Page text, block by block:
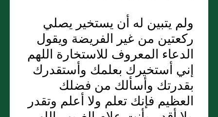
ولم يتبين له أن يستخير يصلي
ركعتين من غير الفريضة ويقول
الدعاء المعروف للاستخارة اللهم
إني أستخيرك بعلمك وأستقدرك
بقدرتك وأسألك من فضلك
العظيم فإنك تعلم ولا أعلم وتقدر